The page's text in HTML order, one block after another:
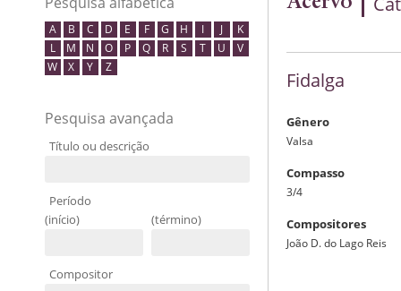
A B C D E F G H I J
K
L
M N O P Q R S T U
V
W
X Y Z
Pesquisa avançada
Título ou descrição
Período
(início)
(término)
Compositor
Fidalga
Gênero
Valsa
Compasso
3/4
Compositores
João D. do Lago Reis